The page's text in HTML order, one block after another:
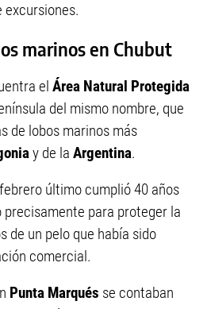
excursiones.
marinos en Chubut
el Área Natural Protegida
del mismo nombre, que
de lobos marinos más
y de la Argentina.
último cumplió 40 años
para proteger la
de un pelo que había sido
comercial.
Punta Marqués se contaban